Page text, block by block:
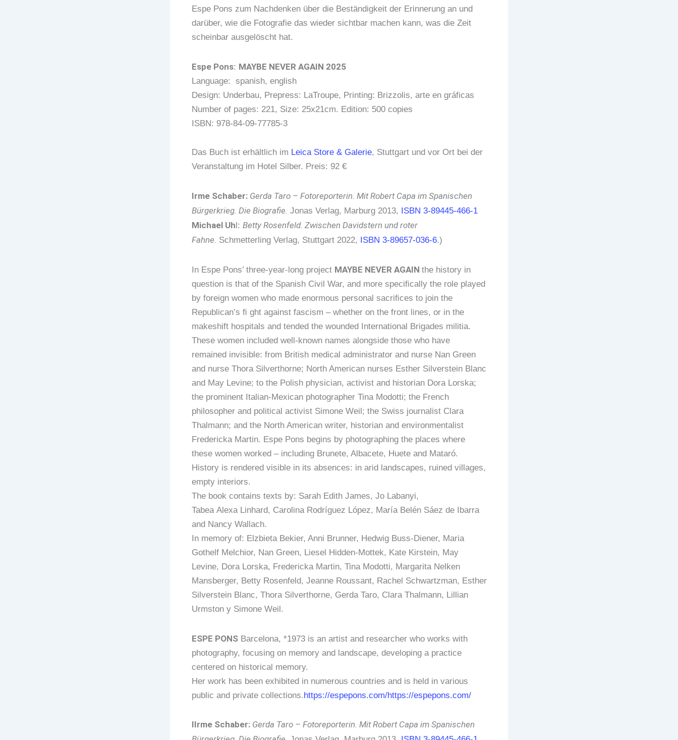
Espe Pons zum Nachdenken über die Beständigkeit der Erinnerung an und
darüber, wie die Fotografie das wieder sichtbar machen kann, was die Zeit
scheinbar ausgelöscht hat.
Espe Pons: MAYBE NEVER AGAIN 2025
Language: spanish, english
Design: Underbau, Prepress: LaTroupe, Printing: Brizzolis, arte en gráficas
Number of pages: 221, Size: 25x21cm. Edition: 500 copies
ISBN: 978-84-09-77785-3
Das Buch ist erhältlich im Leica Store & Galerie, Stuttgart und vor Ort bei der
Veranstaltung im Hotel Silber. Preis: 92 €
Irme Schaber: Gerda Taro – Fotoreporterin. Mit Robert Capa im Spanischen
Bürgerkrieg. Die Biografie. Jonas Verlag, Marburg 2013, ISBN 3-89445-466-1
Michael Uhl: Betty Rosenfeld. Zwischen Davidstern und roter
Fahne. Schmetterling Verlag, Stuttgart 2022, ISBN 3-89657-036-6.)
In Espe Pons’ three-year-long project MAYBE NEVER AGAIN the history in
question is that of the Spanish Civil War, and more speciﬁcally the role played
by foreign women who made enormous personal sacriﬁces to join the
Republican’s ﬁ ght against fascism – whether on the front lines, or in the
makeshift hospitals and tended the wounded International Brigades militia.
These women included well-known names alongside those who have
remained invisible: from British medical administrator and nurse Nan Green
and nurse Thora Silverthorne; North American nurses Esther Silverstein Blanc
and May Levine; to the Polish physician, activist and historian Dora Lorska;
the prominent Italian-Mexican photographer Tina Modotti; the French
philosopher and political activist Simone Weil; the Swiss journalist Clara
Thalmann; and the North American writer, historian and environmentalist
Fredericka Martin. Espe Pons begins by photographing the places where
these women worked – including Brunete, Albacete, Huete and Mataró.
History is rendered visible in its absences: in arid landscapes, ruined villages,
empty interiors.
The book contains texts by: Sarah Edith James, Jo Labanyi,
Tabea Alexa Linhard, Carolina Rodríguez López, María Belén Sáez de Ibarra
and Nancy Wallach.
In memory of: Elzbieta Bekier, Anni Brunner, Hedwig Buss-Diener, Maria
Gothelf Melchior, Nan Green, Liesel Hidden-Mottek, Kate Kirstein, May
Levine, Dora Lorska, Fredericka Martin, Tina Modotti, Margarita Nelken
Mansberger, Betty Rosenfeld, Jeanne Roussant, Rachel Schwartzman, Esther
Silverstein Blanc, Thora Silverthorne, Gerda Taro, Clara Thalmann, Lillian
Urmston y Simone Weil.
ESPE PONSBarcelona, *1973 is an artist and researcher who works with
photography, focusing on memory and landscape, developing a practice
centered on historical memory.
Her work has been exhibited in numerous countries and is held in various
public and private collections.https://espepons.com/https://espepons.com/
IIrme Schaber: Gerda Taro – Fotoreporterin. Mit Robert Capa im Spanischen